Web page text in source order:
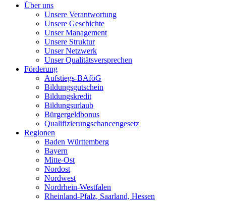
Über uns
Unsere Verantwortung
Unsere Geschichte
Unser Management
Unsere Struktur
Unser Netzwerk
Unser Qualitätsversprechen
Förderung
Aufstiegs-BAföG
Bildungsgutschein
Bildungskredit
Bildungsurlaub
Bürgergeldbonus
Qualifizierungschancengesetz
Regionen
Baden Württemberg
Bayern
Mitte-Ost
Nordost
Nordwest
Nordrhein-Westfalen
Rheinland-Pfalz, Saarland, Hessen